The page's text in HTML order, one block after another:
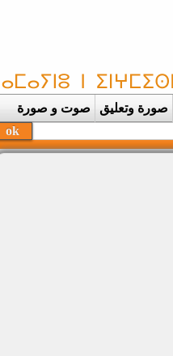
صورة وتعليق صوت و صورة